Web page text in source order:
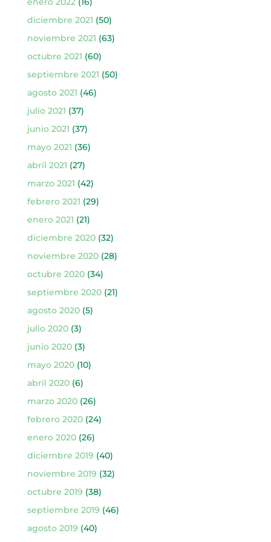
diciembre 2021 (50)
noviembre 2021 (63)
octubre 2021 (60)
septiembre 2021 (50)
agosto 2021 (46)
julio 2021 (37)
junio 2021 (37)
mayo 2021 (36)
abril 2021 (27)
marzo 2021 (42)
febrero 2021 (29)
enero 2021 (21)
diciembre 2020(32)
noviembre 2020(28)
octubre 2020(34)
septiembre 2020(21)
agosto 2020(5)
julio 2020(3)
junio 2020(3)
mayo 2020(10)
abril 2020(6)
marzo 2020(26)
febrero 2020(24)
enero 2020(26)
diciembre 2019 (40)
noviembre 2019 (32)
octubre 2019 (38)
septiembre 2019 (46)
agosto 2019 (40)